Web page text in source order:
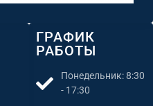
ГРАФИК
РАБОТЫ
Понедельник: 8:30
- 17:30